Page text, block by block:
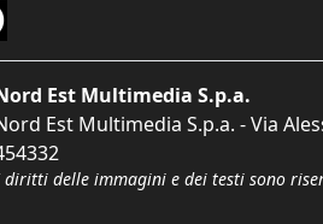
Est Multimedia S.p.a.
Est Multimedia S.p.a. - Via
diritti delle immagini e dei testi sono